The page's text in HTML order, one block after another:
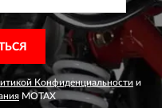
Конфиденциальности и
MOTAX